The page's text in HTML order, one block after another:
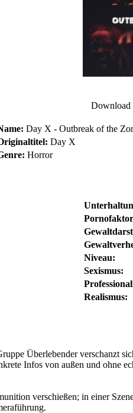
Download
Day X - Outbreak of the
Day X
Horror
Niveau:
Sexismus:
Realismus:
Überlebender verschanzt
Infos von außen und ohne
verschießen; in einer